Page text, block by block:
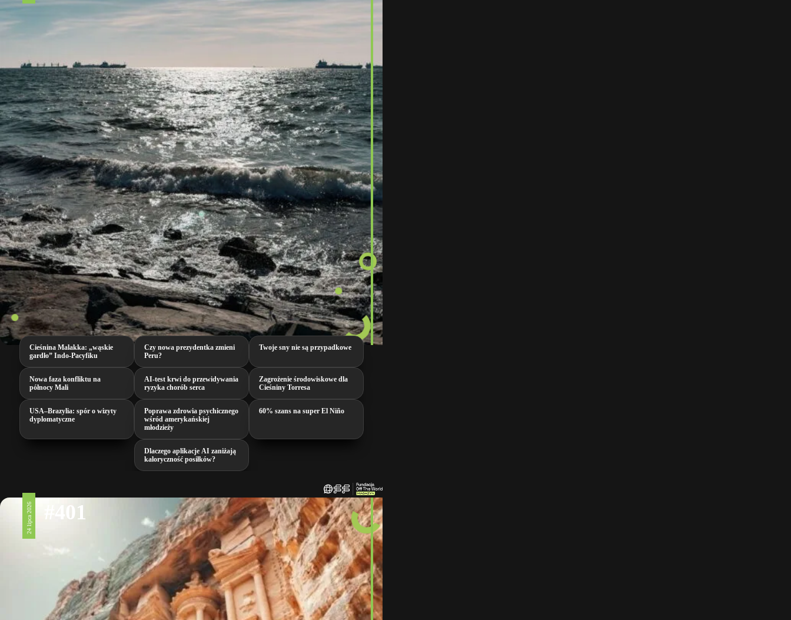
Cieśnina Malakka: „wąskie
gardło” Indo-Pacyfiku
Czy nowa prezydentka zmieni
Peru?
Twoje sny nie są przypadkowe
Nowa faza konfliktu na
północy Mali
AI‑test krwi do przewidywania
ryzyka chorób serca
Zagrożenie środowiskowe dla
Cieśniny Torresa
USA–Brazylia: spór o wizyty
dyplomatyczne
Poprawa zdrowia psychicznego
wśród amerykańskiej
młodzieży
60% szans na super El Niño
Dlaczego aplikacje AI zaniżają
kaloryczność posiłków?
24 lipca 2026 #401